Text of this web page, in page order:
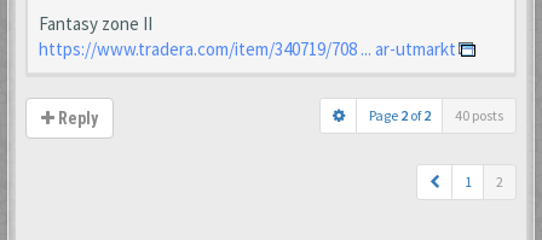
Fantasy zone II
https://www.tradera.com/item/340719/708 ... ar-utmarkt
Reply Page 2 of2 40 posts
1 2